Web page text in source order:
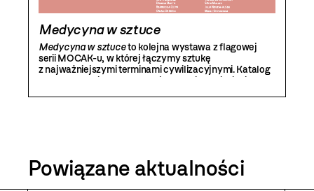
Medycyna w sztuce
Medycyna w sztuceto kolejna wystawa z flagowej
serii MOCAK-u, w której łączymy sztukę
z najważniejszymi terminami cywilizacyjnymi. Katalog
wystawy zawiera reprodukcje prac kilkudziesięciu
Powiązane aktualności